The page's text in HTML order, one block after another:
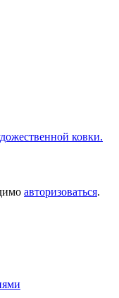
ковки.
авторизоваться.